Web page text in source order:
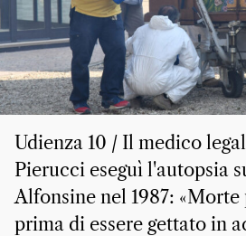
Udienza 10 / Il medico
Pierucci eseguì l'autopsia
Alfonsine nel 1987: «Morte
prima di essere gettato in